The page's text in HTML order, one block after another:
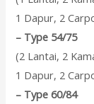
1 Dapur, 2
– Type 54/75
(2 Lantai, 2
1 Dapur, 2
– Type 60/84